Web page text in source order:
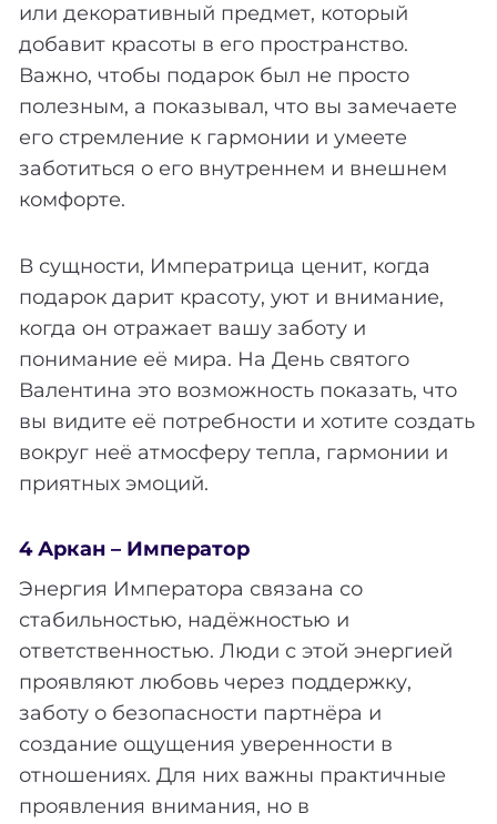
или декоративный предмет, который
добавит красоты в его пространство.
Важно, чтобы подарок был не просто
полезным, а показывал, что вы замечаете
его стремление к гармонии и умеете
заботиться о его внутреннем и внешнем
комфорте.
В сущности, Императрица ценит, когда
подарок дарит красоту, уют и внимание,
когда он отражает вашу заботу и
понимание её мира. На День святого
Валентина это возможность показать, что
вы видите её потребности и хотите создать
вокруг неё атмосферу тепла, гармонии и
приятных эмоций.
4 Аркан – Император
Энергия Императора связана со
стабильностью, надёжностью и
ответственностью. Люди с этой энергией
проявляют любовь через поддержку,
заботу о безопасности партнёра и
создание ощущения уверенности в
отношениях. Для них важны практичные
проявления внимания, но в